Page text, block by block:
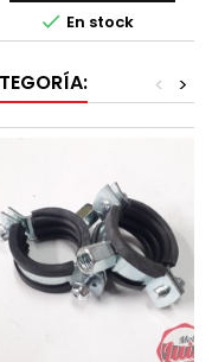
 En stock
>
<